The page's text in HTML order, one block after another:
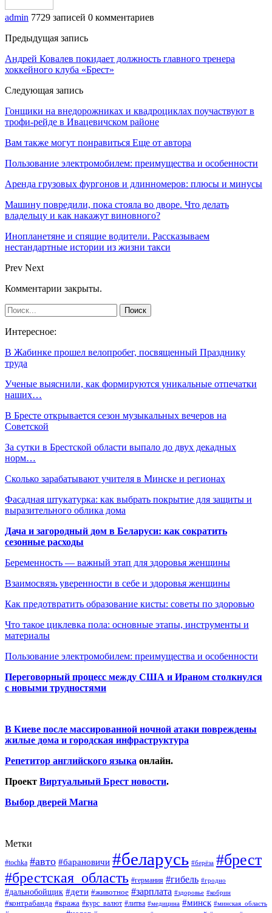
admin 7729 записей 0 комментариев
Предыдущая запись
Андрей Ковалев покидает должность главного тренера
хоккейного клуба «Брест»
Следующая запись
Гонщики на внедорожниках и квадроциклах поучаствуют в
трофи-рейде в Ивацевичском районе
Вам также могут понравиться Еще от автора
Пользование электромобилем: преимущества и особенности
Аренда грузовых фургонов и длинномеров: плюсы и минусы
Машину повредили, пока стояла во дворе. Что делать
владельцу и как накажут виновного?
Инопланетяне и спящие водители. Рассказываем
нестандартные истории из жизни такси
Prev Next
Комментарии закрыты.
Интересное:
В Жабинке прошел велопробег, посвященный Празднику
труда
Ученые выяснили, как формируются уникальные отпечатки
наших…
В Бресте открывается сезон музыкальных вечеров на
Советской
За сутки в Брестской области выпало до двух декадных
норм…
Сколько зарабатывают учителя в Минске и регионах
Фасадная штукатурка: как выбрать покрытие для защиты и
выразительного облика дома
Дача и загородный дом в Беларуси: как сократить
сезонные расходы
Беременность — важный этап для здоровья женщины
Взаимосвязь уверенности в себе и здоровья женщины
Как предотвратить образование кисты: советы по здоровью
Что такое циклевка пола: основные этапы, инструменты и
материалы
Пользование электромобилем: преимущества и особенности
Переговорный процесс между США и Ираном столкнулся
с новыми трудностями
В Киеве после массированной ночной атаки повреждены
жилые дома и городская инфраструктура
Репетитор английского языка онлайн.
Проект Виртуальный Брест новости.
Выбор дверей Магна
Метки
#tochka #авто #барановичи #беларусь #берёза #брест
#брестская_область #германия #гибель #гродно
#дальнобойщик #дети #животное #зарплата #здоровье #кобрин
#контрабанда #кража #курс_валют #литва #медицина #минск #минская_область